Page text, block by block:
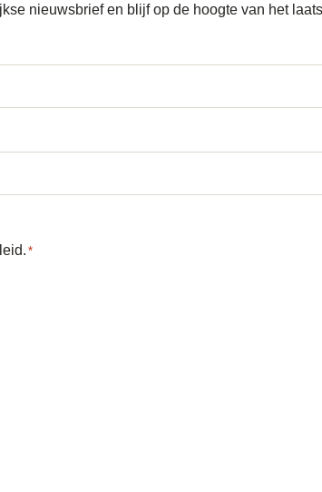
nieuwsbrief en blijf op de hoogte van het
. *